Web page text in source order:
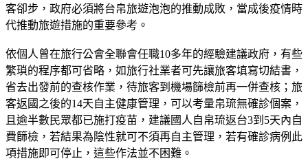
客卻步，政府必須將台帛旅遊泡泡的推動成敗，當成後疫情時
代推動旅遊措施的重要參考。
依個人曾在旅行公會全聯會任職10多年的經驗建議政府，有些
繁瑣的程序都可省略，如旅行社業者可先讓旅客填寫切結書，
省去出發前的查核作業，待旅客到機場篩檢前再一併查核；旅
客返國之後的14天自主健康管理，可以考量帛琉無確診個案，
且逾半數民眾都已施打疫苗，建議國人自帛琉返台3到5天內自
費篩檢，若結果為陰性就可不須再自主管理，若有確診病例此
項措施即可停止，這些作法並不困難。